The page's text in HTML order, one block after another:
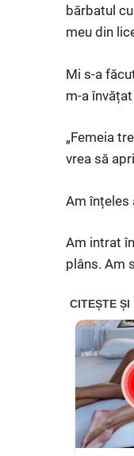
bărbatul
meu din
Mi s-a
m-a
„Femeia
vrea să
Am înțeles
Am intrat
plâns. Am